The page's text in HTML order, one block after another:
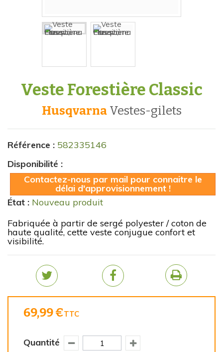
Veste Forestière Classic
Husqvarna vestes-gilets
Référence : 582335146
Disponibilité :
Contactez-nous par mail pour connaitre le
délai d'approvisionnement !
État : Nouveau produit
Fabriquée à partir de sergé polyester / coton de
haute qualité, cette veste conjugue confort et
visibilité.
69,99 €TTC
Quantité